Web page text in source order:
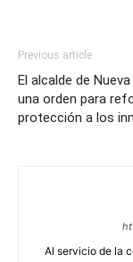
Previous article
El alcalde de
una orden para
protección a los
Al servicio de la